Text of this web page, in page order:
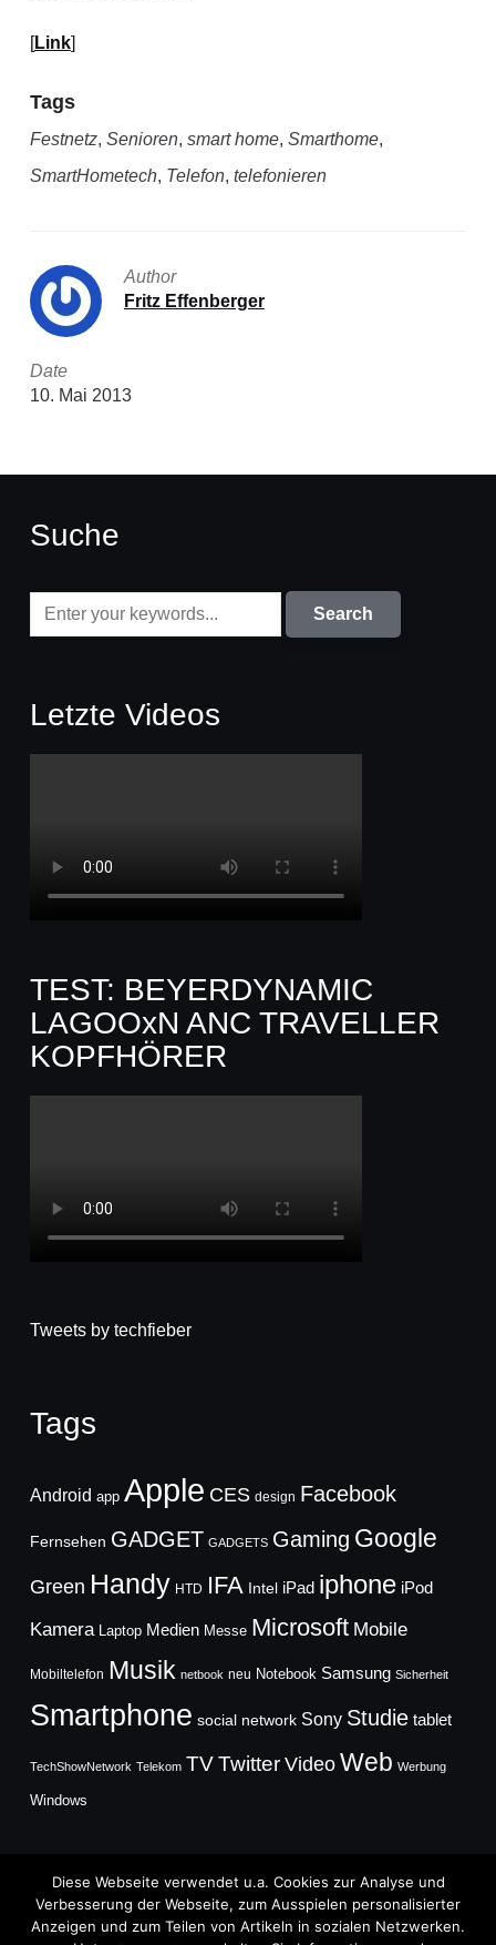
[Link]
Tags
Festnetz, Senioren, smart home, Smarthome,
SmartHometech, Telefon, telefonieren
Author
Fritz Effenberger
Date
10. Mai 2013
Suche
Letzte Videos
TEST: BEYERDYNAMIC
LAGOOxN ANC TRAVELLER
KOPFHÖRER
Tweets by techfieber
Tags
Android app Apple CES design Facebook
Fernsehen GADGET GADGETS Gaming Google
Green Handy HTD IFA Intel iPad iphone iPod
Kamera Laptop Medien Messe Microsoft Mobile
Mobiltelefon Musik netbook neu Notebook Samsung Sicherheit
Smartphone social network Sony Studie tablet
TechShowNetwork Telekom TVTwitter Video Web Werbung
Windows
Copyright © 2026
Diese Webseite verwendet u.a. Cookies zur Analyse und
Verbesserung der Webseite, zum Ausspielen personalisierter
Anzeigen und zum Teilen von Artikeln in sozialen Netzwerken.